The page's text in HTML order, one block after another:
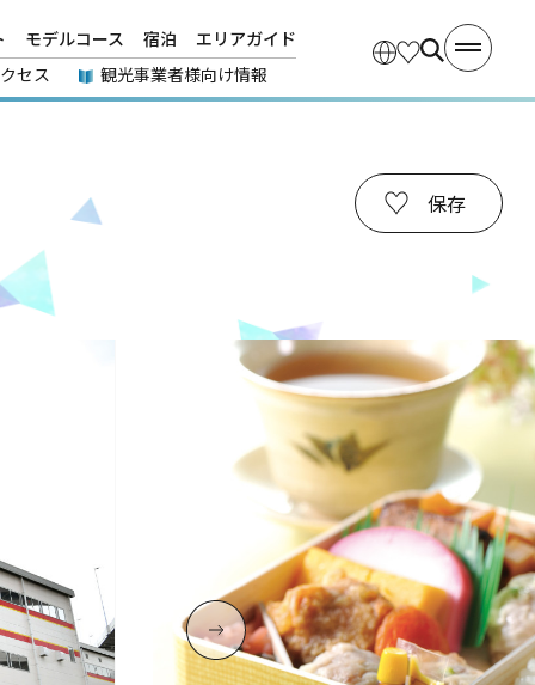
モデルコース 宿泊
エリアガイド
セス 観光事業者様向け情報
保存